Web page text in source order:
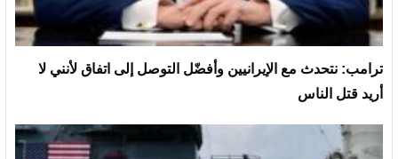
ترامب: نتحدث مع الإيرانيين وأفضّل التوصل إلى اتفاق لأنني لا
أريد قتل الناس